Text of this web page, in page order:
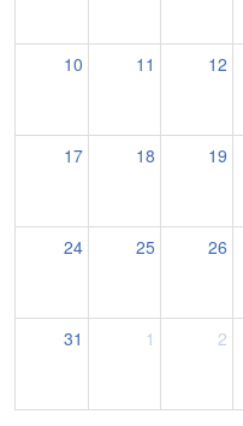
10 11 12
17 18 19
24 25 26
31 1 2